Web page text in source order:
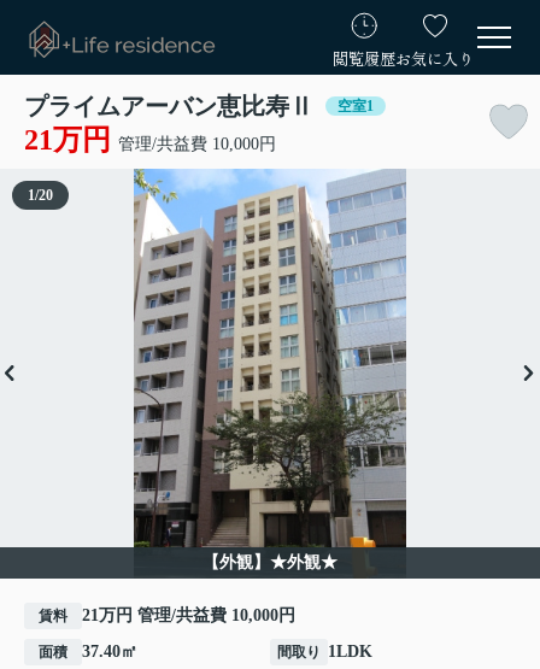
閲覧履歴お気に入り
プライムアーバン恵比寿Ⅱ 空室1
21万円 管理/共益費 10,000円
【外観】★外観★
1/20
賃料 21万円 管理/共益費 10,000円
面積 37.40㎡ 間取り 1LDK